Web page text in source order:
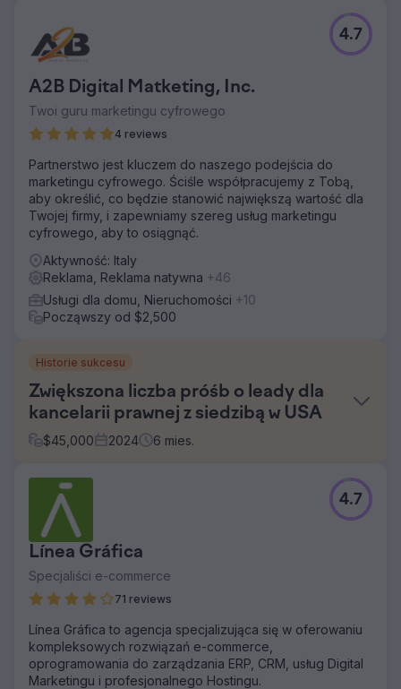
A2B Digital Matketing, Inc.
Twoi guru marketingu cyfrowego
4 reviews
4.7
Partnerstwo jest kluczem do naszego podejścia do
marketingu cyfrowego. Ściśle współpracujemy z Tobą,
aby określić, co będzie stanowić największą wartość dla
Twojej firmy, i zapewniamy szereg usług marketingu
cyfrowego, aby to osiągnąć.
Aktywność: Italy
Reklama, Reklama natywna +46
Usługi dla domu, Nieruchomości +10
Począwszy od $2,500
Historie sukcesu
Zwiększona liczba próśb o leady dla
kancelarii prawnej z siedzibą w USA
$45,000 2024 6 mies.
Problem
Strona internetowa nie była wysoko oceniana i nie
konwertowała potencjalnych klientów.
Rozwiązanie
stron usługowych. Rozpoczęto kampanię PPC i SEO. SEO
pomaga w długoterminowej strategii, PPC jest świetne do
Wyniki
Kancelaria otrzymuje 2-3 zlecenia miesięcznie, co
zwiększa liczbę konsultacji.
Línea Gráfica
Specjaliści e-commerce
71 reviews
4.7
Línea Gráfica to agencja specjalizująca się w oferowaniu
kompleksowych rozwiązań e-commerce,
oprogramowania do zarządzania ERP, CRM, usług Digital
Marketingu i profesjonalnego Hostingu.